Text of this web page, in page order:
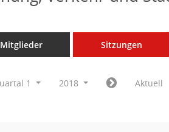
Mitglieder Sitzungen
1 2018 Aktuell